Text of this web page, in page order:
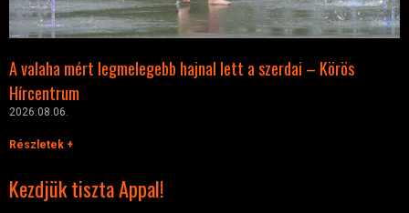
A valaha mért legmelegebb hajnal lett a szerdai – Körös
Hírcentrum
2026.08.06.
Részletek +
Kezdjük tiszta Appal!